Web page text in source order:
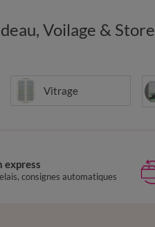
Voilage & Store
Vitrage
express
consignes automatiques